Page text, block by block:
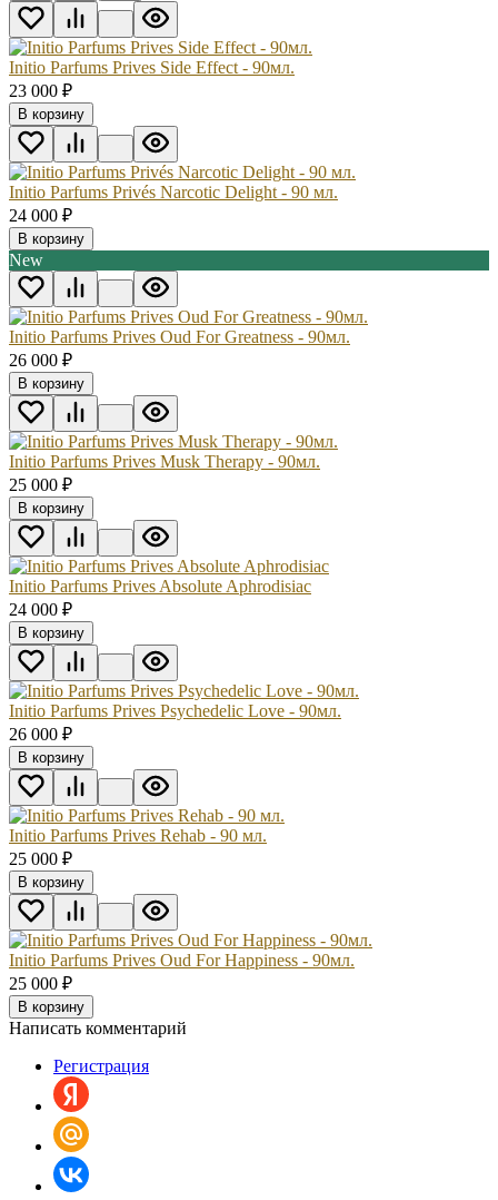
Initio Parfums Prives Side Effect - 90мл.
23 000 ₽
В корзину
Initio Parfums Privés Narcotic Delight - 90 мл.
24 000 ₽
В корзину
New
Initio Parfums Prives Oud For Greatness - 90мл.
26 000 ₽
В корзину
Initio Parfums Prives Musk Therapy - 90мл.
25 000 ₽
В корзину
Initio Parfums Prives Absolute Aphrodisiac
24 000 ₽
В корзину
Initio Parfums Prives Psychedelic Love - 90мл.
26 000 ₽
В корзину
Initio Parfums Prives Rehab - 90 мл.
25 000 ₽
В корзину
Initio Parfums Prives Oud For Happiness - 90мл.
25 000 ₽
В корзину
Написать комментарий
Регистрация